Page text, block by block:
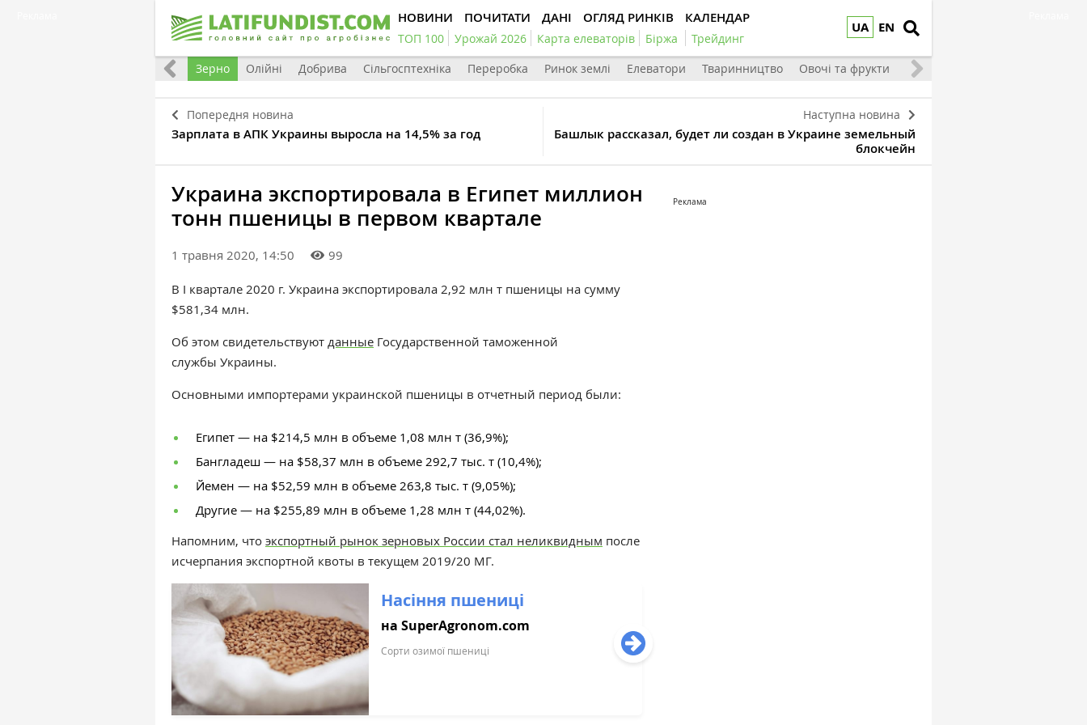
UA EN
НОВИНИ ПОЧИТАТИ ДАНІ ОГЛЯД РИНКІВ КАЛЕНДАР
ТОП 100 Урожай 2026 Карта елеваторів Біржа Трейдинг
Світ Зерно Олійні Добрива Сільгосптехніка Переробка Ринок землі Елеватори Тваринництво Овочі та фрукти
Попередня новина
Зарплата в АПК Украины выросла на 14,5% за год
Наступна новина
Башлык рассказал, будет ли создан в Украине земельный
блокчейн
Украина экспортировала в Египет миллион
тонн пшеницы в первом квартале
1 травня 2020, 14:50 99
В I квартале 2020 г. Украина экспортировала 2,92 млн т пшеницы на сумму
$581,34 млн.
Об этом свидетельствуют данные Государственной таможенной
службы Украины.
Основными импортерами украинской пшеницы в отчетный период были:
Египет — на $214,5 млн в объеме 1,08 млн т (36,9%);
Бангладеш — на $58,37 млн в объеме 292,7 тыс. т (10,4%);
Йемен — на $52,59 млн в объеме 263,8 тыс. т (9,05%);
Другие — на $255,89 млн в объеме 1,28 млн т (44,02%).
Напомним, что экспортный рынок зерновых России стал неликвидным после
исчерпания экспортной квоты в текущем 2019/20 МГ.
Насіння пшениці
на SuperAgronom.com
Сорти озимої пшениці
Реклама